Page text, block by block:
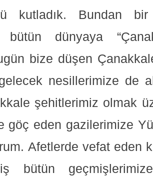
kutladık. Bundan
bütün dünyaya
bize düşen
nesillerimize de
şehitlerimiz olmak
göç eden gazilerimize
Afetlerde vefat eden
bütün